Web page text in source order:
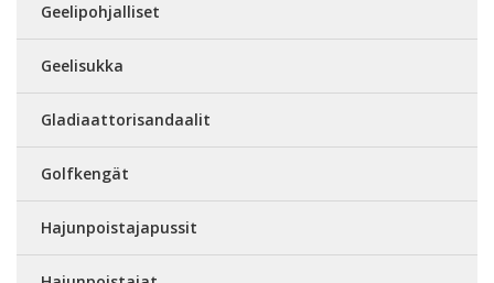
Geelipohjalliset
Geelisukka
Gladiaattorisandaalit
Golfkengät
Hajunpoistajapussit